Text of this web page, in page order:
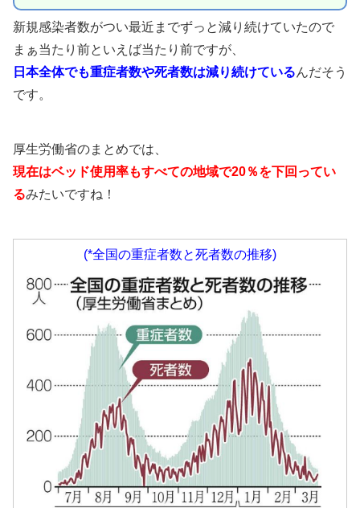
新規感染者数がつい最近までずっと減り続けていたので
まぁ当たり前といえば当たり前ですが、
日本全体でも重症者数や死者数は減り続けているんだそう
です。
厚生労働省のまとめでは、
現在はベッド使用率もすべての地域で20％を下回ってい
るみたいですね！
(*全国の重症者数と死者数の推移)